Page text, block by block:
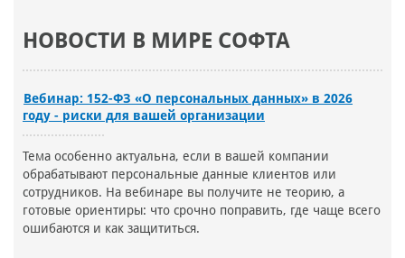
НОВОСТИ В МИРЕ СОФТА
Вебинар: 152-ФЗ «О персональных данных» в 2026
году - риски для вашей организации
Тема особенно актуальна, если в вашей компании
обрабатывают персональные данные клиентов или
сотрудников. На вебинаре вы получите не теорию, а
готовые ориентиры: что срочно поправить, где чаще всего
ошибаются и как защититься.